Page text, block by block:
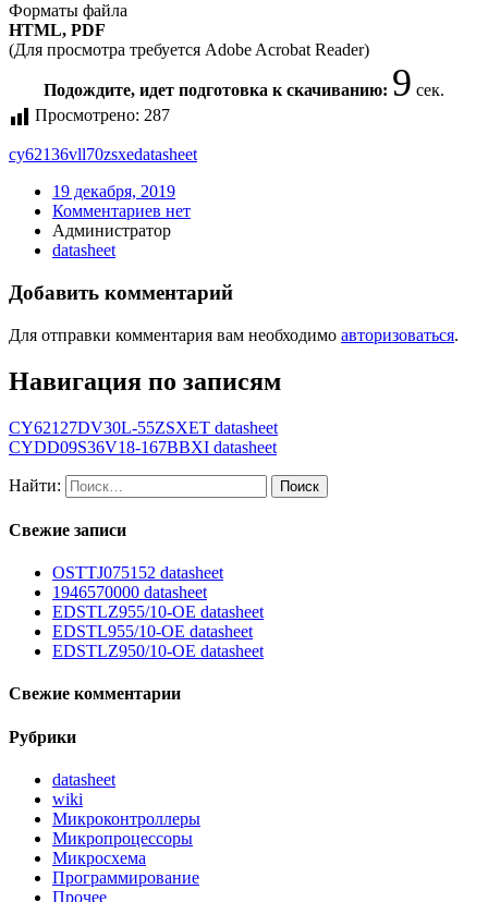
Форматы файла
HTML, PDF
(Для просмотра требуется Adobe Acrobat Reader)
Подождите, идет подготовка к скачиванию: 9 сек.
Просмотрено: 287
cy62136vll70zsxedatasheet
19 декабря, 2019
Комментариев нет
Администратор
datasheet
Добавить комментарий
Для отправки комментария вам необходимо авторизоваться.
Навигация по записям
CY62127DV30L-55ZSXET datasheet
CYDD09S36V18-167BBXI datasheet
Найти:
Свежие записи
OSTTJ075152 datasheet
1946570000 datasheet
EDSTLZ955/10-OE datasheet
EDSTL955/10-OE datasheet
EDSTLZ950/10-OE datasheet
Свежие комментарии
Рубрики
datasheet
wiki
Микроконтроллеры
Микропроцессоры
Микросхема
Программирование
Прочее